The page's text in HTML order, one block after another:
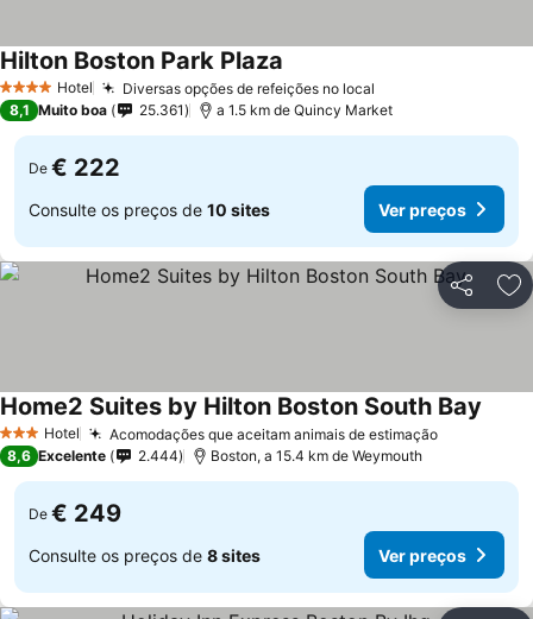
4 EstrelasHotel Diversas opções de refeições no local
Hilton Boston Park Plaza
8,1 Muito boa 25.361 a 1.5 km de Quincy Market
De € 222
Consulte os preços de 10 sites Ver preços
Partilhar
3 EstrelasHotel Acomodações que aceitam animais de estimação
Home2 Suites by Hilton Boston South Bay
8,6 Excelente 2.444 Boston, a 15.4 km de Weymouth
De € 249
Consulte os preços de 8 sites Ver preços